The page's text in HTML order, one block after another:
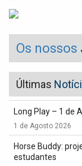
Os nossos
Últimas
Long Play – 1 de
1 de Agosto 2026
Horse Buddy:
estudantes